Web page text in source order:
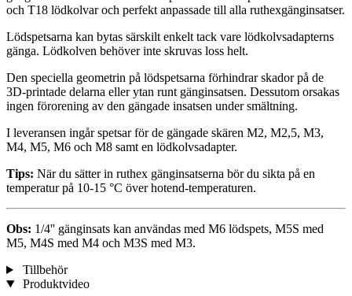
och T18 lödkolvar och perfekt anpassade till alla ruthexgänginsatser.
Lödspetsarna kan bytas särskilt enkelt tack vare lödkolvsadapterns
gänga. Lödkolven behöver inte skruvas loss helt.
Den speciella geometrin på lödspetsarna förhindrar skador på de
3D-printade delarna eller ytan runt gänginsatsen. Dessutom orsakas
ingen förorening av den gängade insatsen under smältning.
I leveransen ingår spetsar för de gängade skären M2, M2,5, M3,
M4, M5, M6 och M8 samt en lödkolvsadapter.
Tips: När du sätter in ruthex gänginsatserna bör du sikta på en
temperatur på 10-15 °C över hotend-temperaturen.
Obs: 1/4'' gänginsats kan användas med M6 lödspets, M5S med
M5, M4S med M4 och M3S med M3.
Tillbehör
Produktvideo